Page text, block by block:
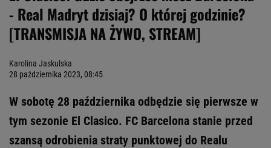
- Real Madryt dzisiaj? O której godzinie?
[TRANSMISJA NA ŻYWO, STREAM]
Karolina Jaskulska
28 października 2023, 08:45
W sobotę 28 października odbędzie się pierwsze w
tym sezonie El Clasico. FC Barcelona stanie przed
szansą odrobienia straty punktowej do Realu